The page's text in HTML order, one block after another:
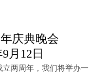
年庆典晚会
月12日
两周年，我们将举办一